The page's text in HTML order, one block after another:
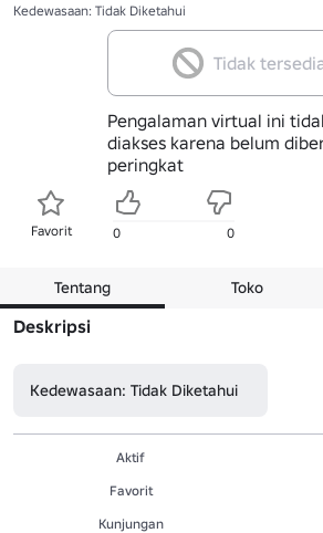
Kedewasaan: Tidak Diketahui
Tidak
Pengalaman virtual ini
diakses karena belum
peringkat
Favorit 0 0
Tentang Toko
Deskripsi
Kedewasaan: Tidak Diketahui
Aktif
Favorit
Kunjungan